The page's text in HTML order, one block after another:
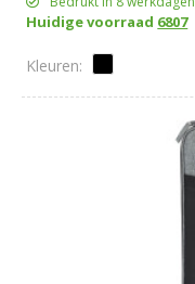
Huidige voorraad 6807